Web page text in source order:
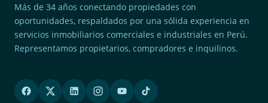
Más de 34 años conectando propiedades con
oportunidades, respaldados por una sólida experiencia en
servicios inmobiliarios comerciales e industriales en Perú.
Representamos propietarios, compradores e inquilinos.